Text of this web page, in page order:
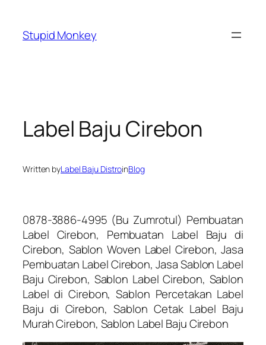
content
Stupid Monkey
Label Baju Cirebon
Written byLabel Baju DistroinBlog
0878-3886-4995 (Bu Zumrotul) Pembuatan
Label Cirebon, Pembuatan Label Baju di
Cirebon, Sablon Woven Label Cirebon, Jasa
Pembuatan Label Cirebon, Jasa Sablon Label
Baju Cirebon, Sablon Label Cirebon, Sablon
Label di Cirebon, Sablon Percetakan Label
Baju di Cirebon, Sablon Cetak Label Baju
Murah Cirebon, Sablon Label Baju Cirebon